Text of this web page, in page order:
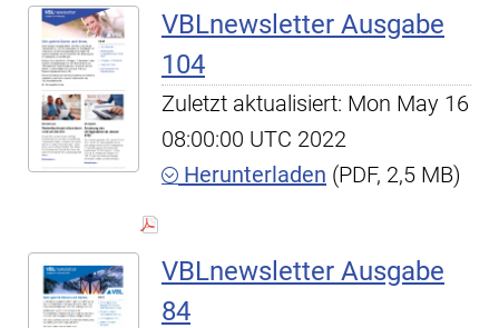
VBLnewsletter Ausgabe
104
Zuletzt aktualisiert: Mon May 16
08:00:00 UTC 2022
Herunterladen (PDF, 2,5 MB)
VBLnewsletter Ausgabe
84